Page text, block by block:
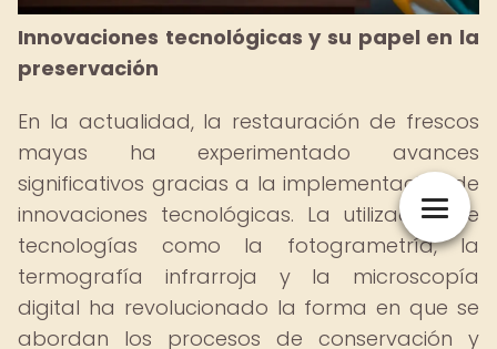
Innovaciones tecnológicas y su papel en la
preservación
En la actualidad, la restauración de frescos
mayas ha experimentado avances
significativos gracias a la implementación de
innovaciones tecnológicas. La utilización de
tecnologías como la fotogrametría, la
termografía infrarroja y la microscopía
digital ha revolucionado la forma en que se
abordan los procesos de conservación y